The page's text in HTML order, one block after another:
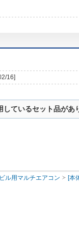
16]
しているセット品があ
ビル用マルチエアコン [本